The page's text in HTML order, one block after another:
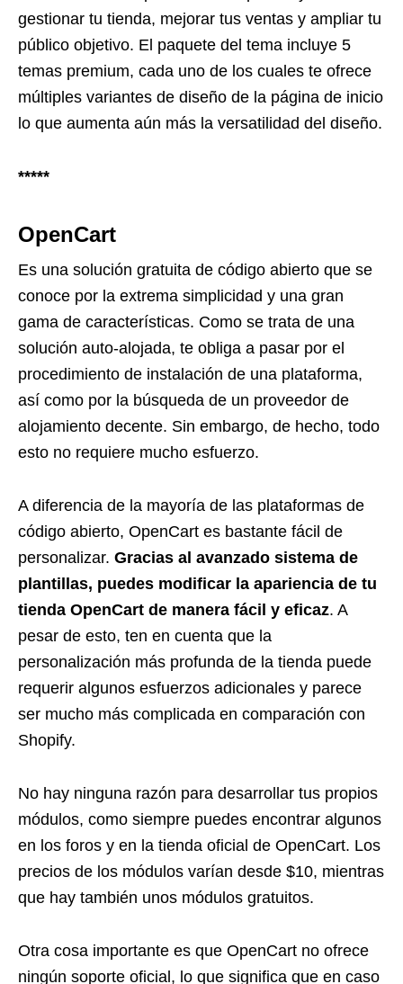
gestionar tu tienda, mejorar tus ventas y ampliar tu
público objetivo. El paquete del tema incluye 5
temas premium, cada uno de los cuales te ofrece
múltiples variantes de diseño de la página de inicio
lo que aumenta aún más la versatilidad del diseño.
*****
OpenCart
Es una solución gratuita de código abierto que se
conoce por la extrema simplicidad y una gran
gama de características. Como se trata de una
solución auto-alojada, te obliga a pasar por el
procedimiento de instalación de una plataforma,
así como por la búsqueda de un proveedor de
alojamiento decente. Sin embargo, de hecho, todo
esto no requiere mucho esfuerzo.
A diferencia de la mayoría de las plataformas de
código abierto, OpenCart es bastante fácil de
personalizar. Gracias al avanzado sistema de
plantillas, puedes modificar la apariencia de tu
tienda OpenCart de manera fácil y eficaz. A
pesar de esto, ten en cuenta que la
personalización más profunda de la tienda puede
requerir algunos esfuerzos adicionales y parece
ser mucho más complicada en comparación con
Shopify.
No hay ninguna razón para desarrollar tus propios
módulos, como siempre puedes encontrar algunos
en los foros y en la tienda oficial de OpenCart. Los
precios de los módulos varían desde $10, mientras
que hay también unos módulos gratuitos.
Otra cosa importante es que OpenCart no ofrece
ningún soporte oficial, lo que significa que en caso